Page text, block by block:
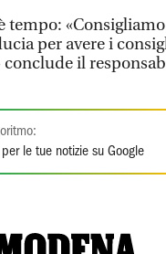
tempo:
per avere i
il
per le tue notizie su Google